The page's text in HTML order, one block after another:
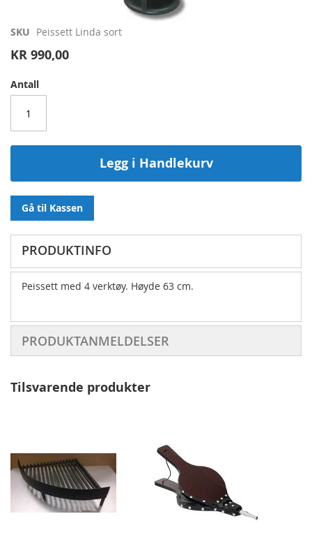
SKU Peissett Linda sort
KR 990,00
Antall
Legg i Handlekurv
Gå til Kassen
Gå
begynnelsen
bildegalleri
PRODUKTINFO
Peissett med 4 verktøy. Høyde 63 cm.
PRODUKTANMELDELSER
Tilsvarende produkter